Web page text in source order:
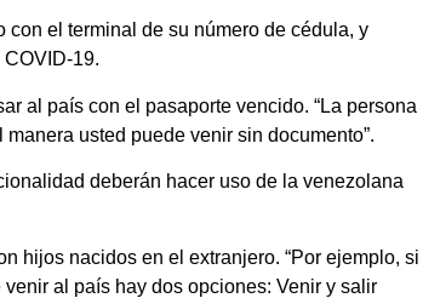
el terminal de su número de cédula, y
19.
al país con el pasaporte vencido. “La persona
usted puede venir sin documento”.
deberán hacer uso de la venezolana
hijos nacidos en el extranjero. “Por ejemplo, si
al país hay dos opciones: Venir y salir